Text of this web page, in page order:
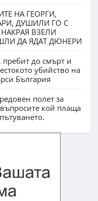
НА ГЕОРГИ,
ДУШИЛИ ГО С
ВЗЕЛИ
ДА ЯДАТ ДЮНЕРИ
до смърт и
убийство на
България
полет за
кой плаща